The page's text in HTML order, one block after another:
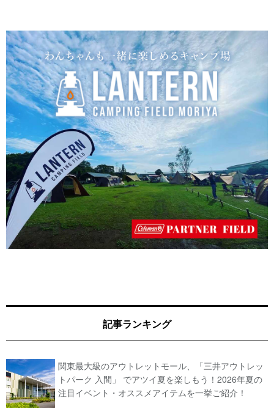
記事ランキング
関東最大級のアウトレットモール、「三井アウトレッ
トパーク 入間」 でアツイ夏を楽しもう！2026年夏の
注目イベント・オススメアイテムを一挙ご紹介！